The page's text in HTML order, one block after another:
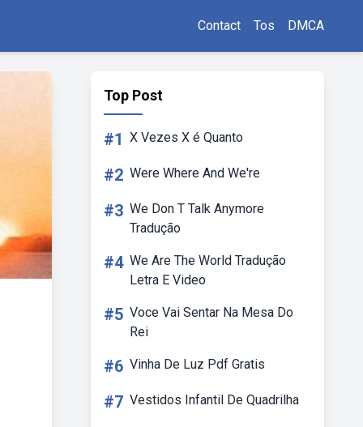
Contact Tos DMCA
Top Post
#1 X Vezes X é Quanto
#2 Were Where And We're
#3 We Don T Talk Anymore
Tradução
#4 We Are The World Tradução
Letra E Video
#5 Voce Vai Sentar Na Mesa Do
Rei
#6 Vinha De Luz Pdf Gratis
#7 Vestidos Infantil De Quadrilha